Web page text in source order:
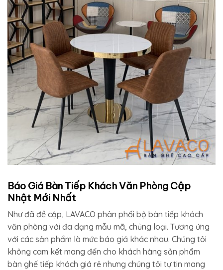
Báo Giá Bàn Tiếp Khách Văn Phòng Cập
Nhật Mới Nhất
Như đã đề cập, LAVACO phân phối bộ bàn tiếp khách
văn phòng với đa dạng mẫu mã, chủng loại. Tương ứng
với các sản phẩm là mức báo giá khác nhau. Chúng tôi
không cam kết mang đến cho khách hàng sản phẩm
bàn ghế tiếp khách giá rẻ nhưng chúng tôi tự tin mang